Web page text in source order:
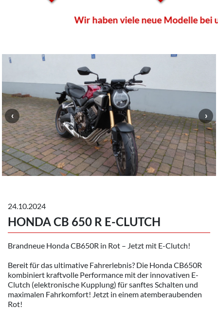
Wir haben viele neue Modelle bei
24.10.2024
HONDA CB 650 R E-CLUTCH
Brandneue Honda CB650R in Rot – Jetzt mit E-Clutch!
Bereit für das ultimative Fahrerlebnis? Die Honda CB650R
kombiniert kraftvolle Performance mit der innovativen E-
Clutch (elektronische Kupplung) für sanftes Schalten und
maximalen Fahrkomfort! Jetzt in einem atemberaubenden
Rot!